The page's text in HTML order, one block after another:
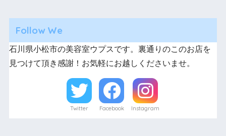
Follow We
石川県小松市の美容室ウプスです。裏通りのこのお店を
見つけて頂き感謝！お気軽にお越しくださいませ。
Twitter Facebook Instagram